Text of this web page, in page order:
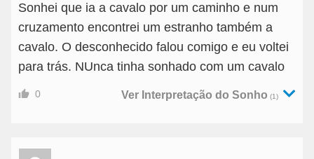
Sonhei que ia a cavalo por um caminho e num
cruzamento encontrei um estranho também a
cavalo. O desconhecido falou comigo e eu voltei
para trás. NUnca tinha sonhado com um cavalo
0 Ver Interpretação do Sonho (1)